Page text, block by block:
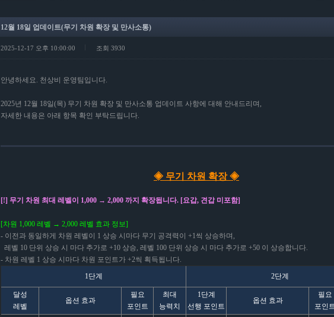
12월 18일 업데이트(무기 차원 확장 및 만사소통)
2025-12-17 오후 10:00:00 조회 3930
안녕하세요. 천상비 운영팀입니다.
2025년 12월 18일(목) 무기 차원 확장 및 만사소통 업데이트 사항에 대해 안내드리며,
자세한 내용은 아래 항목 확인 부탁드립니다.
◈ 무기 차원 확장 ◈
[!] 무기 차원 최대 레벨이 1,000 → 2,000 까지 확장됩니다. [요갑, 견갑 미포함]
[차원 1,000 레벨 → 2,000 레벨 효과 정보]
- 이전과 동일하게 차원 레벨이 1 상승 시마다 무기 공격력이 +1씩 상승하며,
레벨 10 단위 상승 시 마다 추가로 +10 상승, 레벨 100 단위 상승 시 마다 추가로 +50 이 상승합니다.
- 차원 레벨 1 상승 시마다 차원 포인트가 +2씩 획득됩니다.
1단계
2단계
달성
레벨
옵션 효과
필요
포인트
최대
능력치
1단계
선행 포인트
옵션 효과
필요
포인